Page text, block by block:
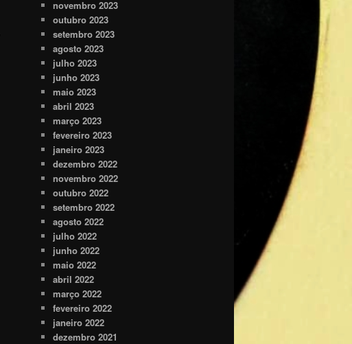
novembro 2023
outubro 2023
setembro 2023
agosto 2023
julho 2023
junho 2023
maio 2023
abril 2023
março 2023
fevereiro 2023
janeiro 2023
dezembro 2022
novembro 2022
outubro 2022
setembro 2022
agosto 2022
julho 2022
junho 2022
maio 2022
abril 2022
março 2022
fevereiro 2022
janeiro 2022
dezembro 2021